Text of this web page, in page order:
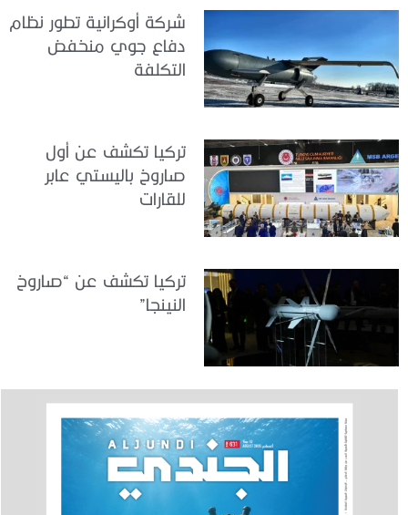
شركة أوكرانية تطور نظام
دفاع جوي منخفض
التكلفة
تركيا تكشف عن أول
صاروخ باليستي عابر
للقارات
تركيا تكشف عن “صاروخ
النينجا”